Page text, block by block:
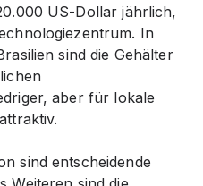
US-Dollar jährlich,
In
sind die Gehälter
aber für lokale
sind entscheidende